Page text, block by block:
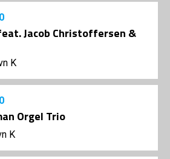
Jacob Christoffersen &
K
Orgel Trio
K